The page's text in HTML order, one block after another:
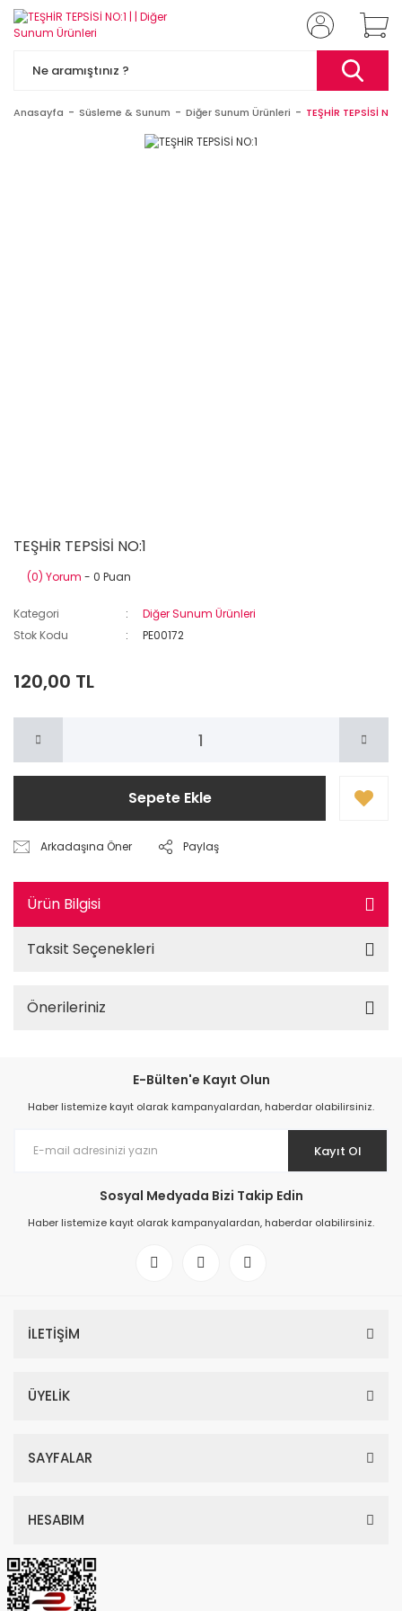
Anasayfa Süsleme & Sunum Diğer Sunum Ürünleri TEŞHİR TEPSİSİ
TEŞHİR TEPSİSİ NO:1
(0) Yorum - 0 Puan
Kategori
Diğer Sunum Ürünleri
Stok Kodu
PE00172
120,00 TL
Sepete Ekle
Arkadaşına Öner Paylaş
Ürün Bilgisi
Taksit Seçenekleri
Önerileriniz
E-Bülten'e Kayıt Olun
Haber listemize kayıt olarak kampanyalardan, haberdar olabilirsiniz.
Kayıt Ol
Sosyal Medyada Bizi Takip Edin
Haber listemize kayıt olarak kampanyalardan, haberdar olabilirsiniz.
İLETİŞİM
ÜYELİK
SAYFALAR
HESABIM